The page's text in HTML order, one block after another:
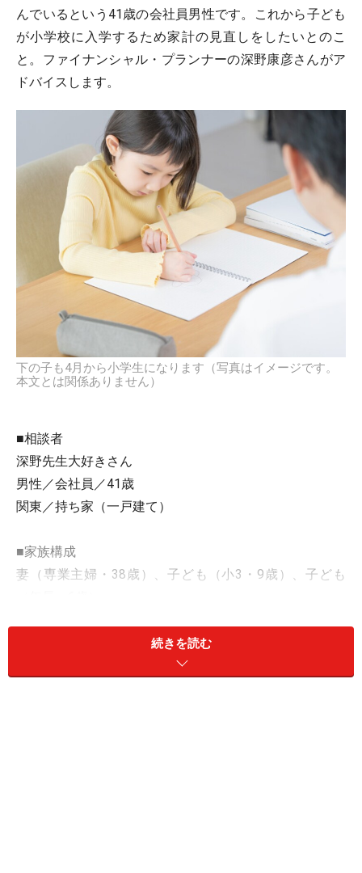
んでいるという41歳の会社員男性です。これから子ども
が小学校に入学するため家計の見直しをしたいとのこ
と。ファイナンシャル・プランナーの深野康彦さんがア
ドバイスします。
下の子も4月から小学生になります（写真はイメージです。
本文とは関係ありません）
■相談者
深野先生大好きさん
男性／会社員／41歳
関東／持ち家（一戸建て）
■家族構成
妻（専業主婦・38歳）、子ども（小3・9歳）、子ども
いつも拝見しています。ボーナス、退職金がまったくな
続きを読む